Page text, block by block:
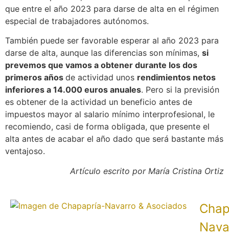
que entre el año 2023 para darse de alta en el régimen
especial de trabajadores autónomos.
También puede ser favorable esperar al año 2023 para
darse de alta, aunque las diferencias son mínimas, si
prevemos que vamos a obtener durante los dos
primeros años de actividad unos rendimientos netos
inferiores a 14.000 euros anuales. Pero si la previsión
es obtener de la actividad un beneficio antes de
impuestos mayor al salario mínimo interprofesional, le
recomiendo, casi de forma obligada, que presente el
alta antes de acabar el año dado que será bastante más
ventajoso.
Artículo escrito por María Cristina Ortiz